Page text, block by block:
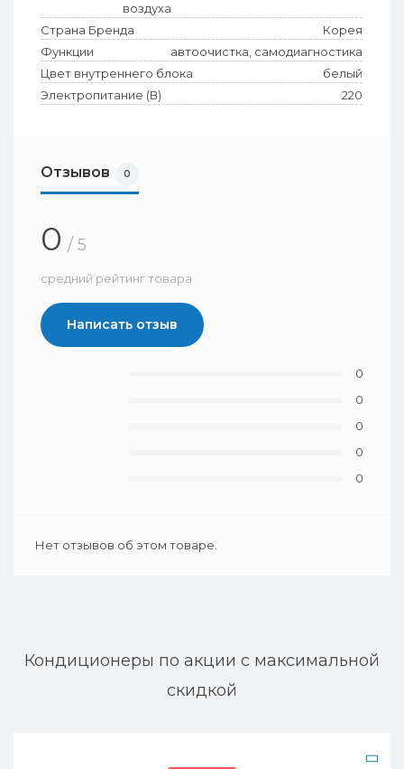
воздуха
Страна Бренда
Корея
Функции
автоочистка, самодиагностика
Цвет внутреннего блока
белый
Электропитание (В)
220
Отзывов 0
0 / 5
средний рейтинг товара
Написать отзыв
0
0
0
0
0
Нет отзывов об этом товаре.
Кондиционеры по акции с максимальной
скидкой